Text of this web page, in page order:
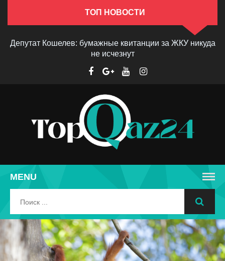
ТОП НОВОСТИ
Депутат Кошелев: бумажные квитанции за ЖКУ никуда
не исчезнут
MENU